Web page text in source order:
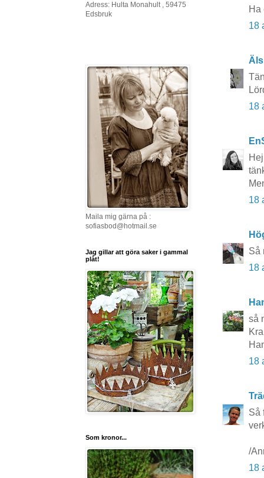
Ha
18
18
18
Så
18
så
18
Så
/
18
Adress: Hulta Monahult , 59475
Edsbruk
Maila mig gärna på :
sofiasbod@hotmail.se
Jag gillar att göra saker i gammal
plåt!
Som kronor...